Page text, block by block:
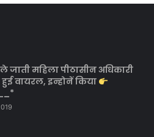
जाती महिला पीठासीन अधिकारी
वायरल, इन्होनें किया